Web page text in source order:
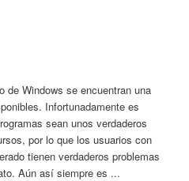
de Windows se encuentran una
Infortunadamente es
sean unos verdaderos
por lo que los usuarios con
tienen verdaderos problemas
Aún así siempre es ...